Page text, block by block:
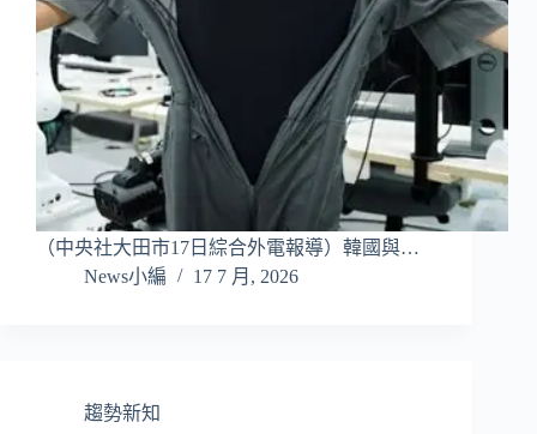
（中央社大田市17日綜合外電報導）韓國與…
News小編
17 7 月, 2026
趨勢新知